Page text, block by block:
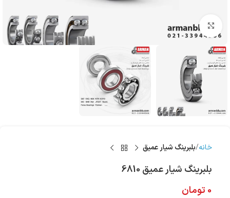
بزرگنمایی تصویر
خانه بلبرینگ شیار عمیق
بلبرینگ شیار عمیق 6810
0 تومان